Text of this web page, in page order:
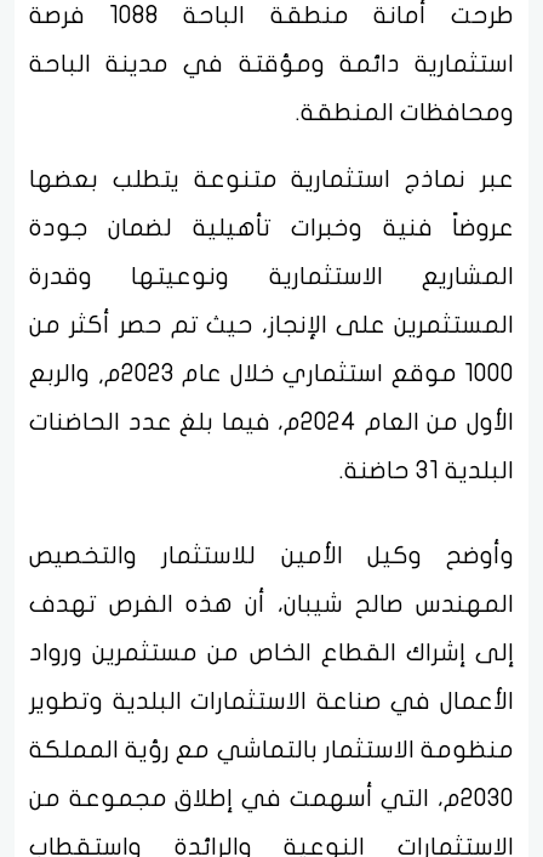
طرحت أمانة منطقة الباحة 1088 فرصة
استثمارية دائمة ومؤقتة في مدينة الباحة
ومحافظات المنطقة.
عبر نماذج استثمارية متنوعة يتطلب بعضها
عروضاً فنية وخبرات تأهيلية لضمان جودة
المشاريع الاستثمارية ونوعيتها وقدرة
المستثمرين على الإنجاز، حيث تم حصر أكثر من
1000 موقع استثماري خلال عام 2023م, والربع
الأول من العام 2024م، فيما بلغ عدد الحاضنات
البلدية 31 حاضنة.
وأوضح وكيل الأمين للاستثمار والتخصيص
المهندس صالح شيبان، أن هذه الفرص تهدف
إلى إشراك القطاع الخاص من مستثمرين ورواد
الأعمال في صناعة الاستثمارات البلدية وتطوير
منظومة الاستثمار بالتماشي مع رؤية المملكة
2030م، التي أسهمت في إطلاق مجموعة من
الاستثمارات النوعية والرائدة واستقطاب